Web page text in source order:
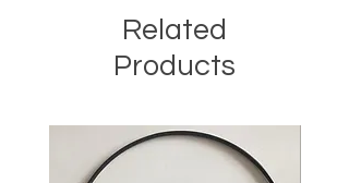
Related
Products